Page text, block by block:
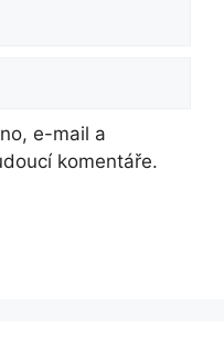
e-mail a
komentáře.